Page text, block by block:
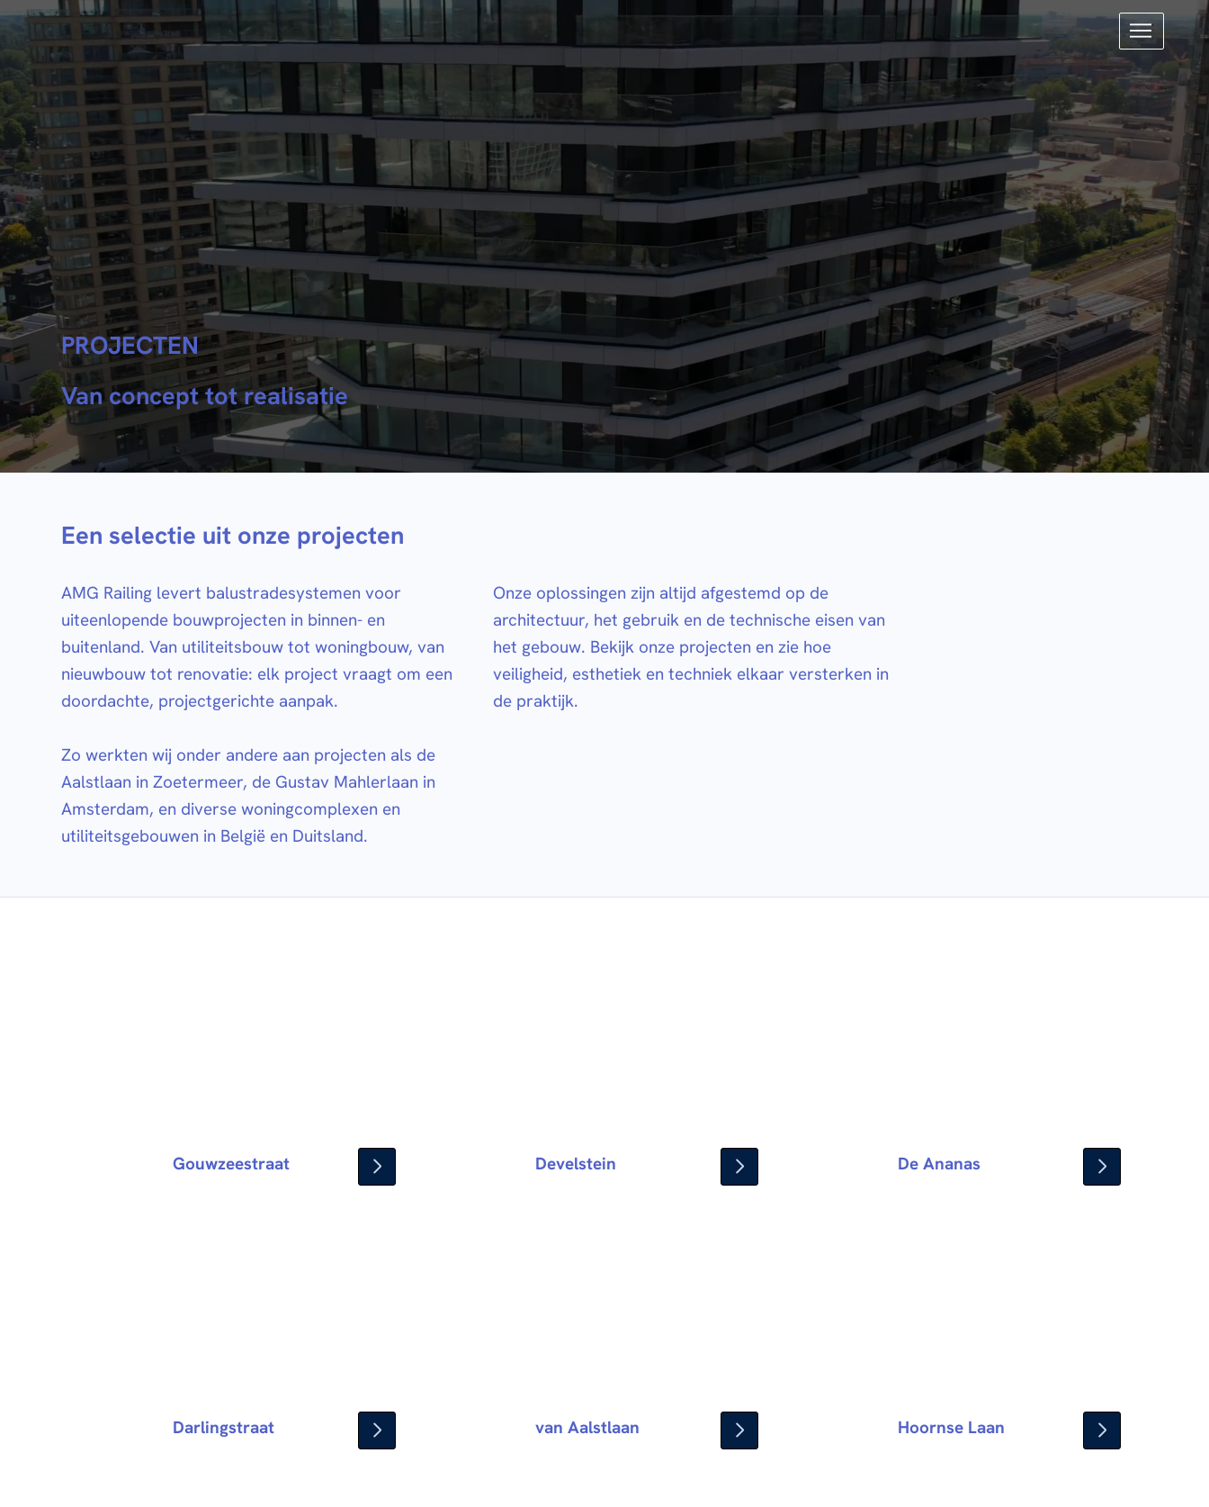
PROJECTEN
Van concept tot realisatie
Een selectie uit onze projecten
AMG Railing levert balustradesystemen voor
uiteenlopende bouwprojecten in binnen- en
buitenland. Van utiliteitsbouw tot woningbouw, van
nieuwbouw tot renovatie: elk project vraagt om een
doordachte, projectgerichte aanpak.
Zo werkten wij onder andere aan projecten als de
Aalstlaan in Zoetermeer, de Gustav Mahlerlaan in
Amsterdam, en diverse woningcomplexen en
utiliteitsgebouwen in België en Duitsland.
Onze oplossingen zijn altijd afgestemd op de
architectuur, het gebruik en de technische eisen van
het gebouw. Bekijk onze projecten en zie hoe
veiligheid, esthetiek en techniek elkaar versterken in
de praktijk.
Gouwzeestraat Develstein De Ananas
Darlingstraat van Aalstlaan Hoornse Laan